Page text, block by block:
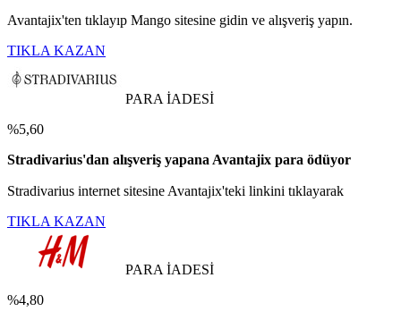
Avantajix'ten tıklayıp Mango sitesine gidin ve alışveriş yapın.
TIKLA KAZAN
PARA İADESİ
%5,60
Stradivarius'dan alışveriş yapana Avantajix para ödüyor
Stradivarius internet sitesine Avantajix'teki linkini tıklayarak
TIKLA KAZAN
PARA İADESİ
%4,80